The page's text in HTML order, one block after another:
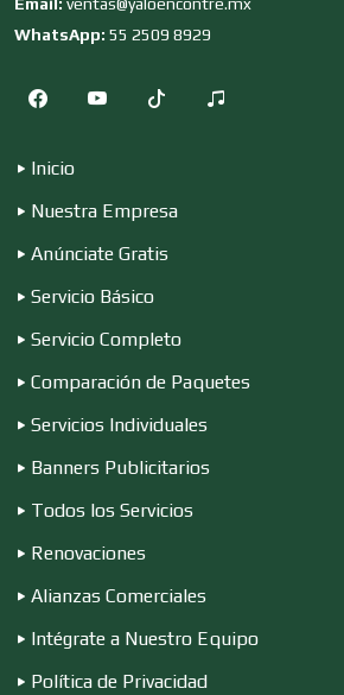
Cocinas Integrales
Compresores de aire
Computadoras
Conferencias Empresariales
WhatsApp: 55 2509 8929
Inicio
Nuestra Empresa
Anúnciate Gratis
Servicio Básico
Servicio Completo
Comparación de Paquetes
Servicios Individuales
Banners Publicitarios
Todos los Servicios
Renovaciones
Alianzas Comerciales
Intégrate a Nuestro Equipo
Política de Privacidad